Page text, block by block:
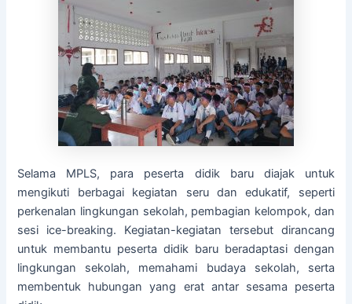
Selama MPLS, para peserta didik baru diajak untuk
mengikuti berbagai kegiatan seru dan edukatif, seperti
perkenalan lingkungan sekolah, pembagian kelompok, dan
sesi ice-breaking. Kegiatan-kegiatan tersebut dirancang
untuk membantu peserta didik baru beradaptasi dengan
lingkungan sekolah, memahami budaya sekolah, serta
membentuk hubungan yang erat antar sesama peserta